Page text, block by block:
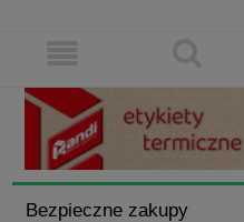
Bezpieczne zakupy